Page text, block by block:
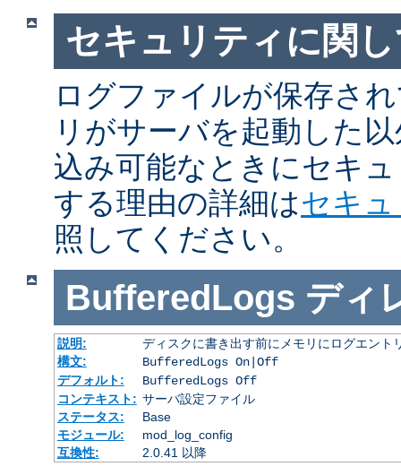
セキュリティに関
ログファイルが保存さ
リがサーバを起動した
込み可能なときにセキ
する理由の詳細はセキ
照してください。
BufferedLogs ディ
説明:
ディスクに書き出す前にメモリにログエント
構文:
BufferedLogs On|Off
デフォルト:
BufferedLogs Off
コンテキスト: サーバ設定ファイル
ステータス:
Base
モジュール:
mod_log_config
互換性:
2.0.41 以降